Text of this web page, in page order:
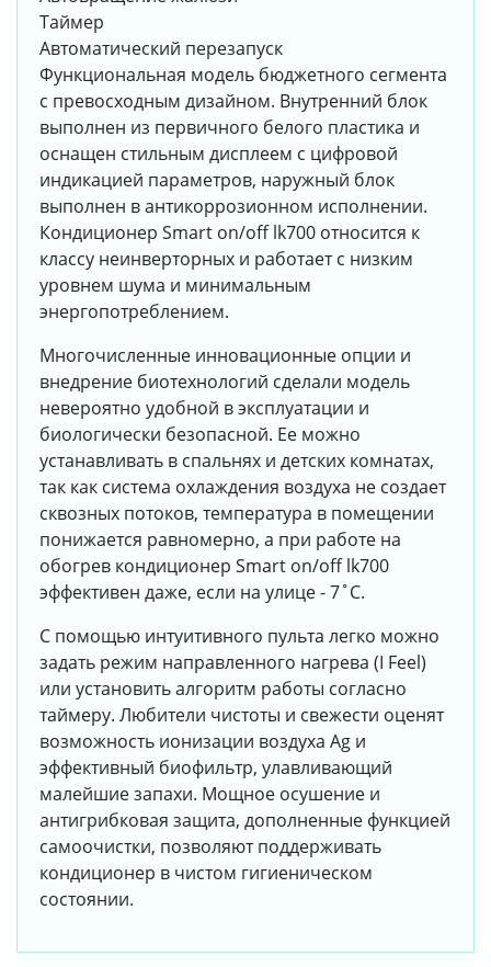
Таймер
Автоматический перезапуск
Функциональная модель бюджетного сегмента
с превосходным дизайном. Внутренний блок
выполнен из первичного белого пластика и
оснащен стильным дисплеем с цифровой
индикацией параметров, наружный блок
выполнен в антикоррозионном исполнении.
Кондиционер Smart on/off lk700 относится к
классу неинверторных и работает с низким
уровнем шума и минимальным
энергопотреблением.
Многочисленные инновационные опции и
внедрение биотехнологий сделали модель
невероятно удобной в эксплуатации и
биологически безопасной. Ее можно
устанавливать в спальнях и детских комнатах,
так как система охлаждения воздуха не создает
сквозных потоков, температура в помещении
понижается равномерно, а при работе на
обогрев кондиционер Smart on/off lk700
эффективен даже, если на улице - 7˚С.
С помощью интуитивного пульта легко можно
задать режим направленного нагрева (I Feel)
или установить алгоритм работы согласно
таймеру. Любители чистоты и свежести оценят
возможность ионизации воздуха Ag и
эффективный биофильтр, улавливающий
малейшие запахи. Мощное осушение и
антигрибковая защита, дополненные функцией
самоочистки, позволяют поддерживать
кондиционер в чистом гигиеническом
состоянии.